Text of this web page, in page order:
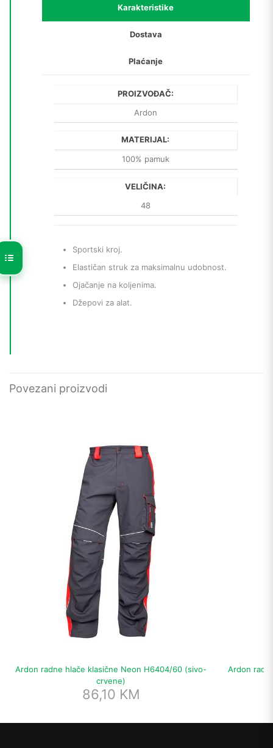
Karakteristike
Dostava
Plaćanje
PROIZVOĐAČ:
Ardon
MATERIJAL:
100% pamuk
VELIČINA:
48
Sportski kroj.
Elastičan struk za maksimalnu udobnost.
Ojačanje na koljenima.
Džepovi za alat.
Povezani proizvodi
Ardon radne hlače klasične Neon H6404/60 (sivo-
crvene)
86,10 KM
Ardon